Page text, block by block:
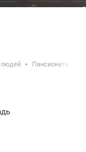
людей Пансионаты с